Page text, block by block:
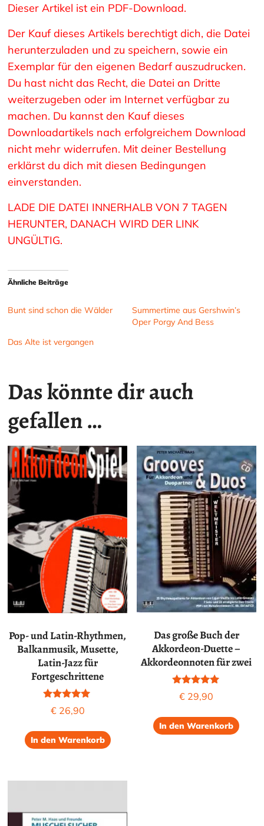
Dieser Artikel ist ein PDF-Download.
Der Kauf dieses Artikels berechtigt dich, die Datei
herunterzuladen und zu speichern, sowie ein
Exemplar für den eigenen Bedarf auszudrucken.
Du hast nicht das Recht, die Datei an Dritte
weiterzugeben oder im Internet verfügbar zu
machen. Du kannst den Kauf dieses
Downloadartikels nach erfolgreichem Download
nicht mehr widerrufen. Mit deiner Bestellung
erklärst du dich mit diesen Bedingungen
einverstanden.
LADE DIE DATEI INNERHALB VON 7 TAGEN
HERUNTER, DANACH WIRD DER LINK
UNGÜLTIG.
Ähnliche Beiträge
Bunt sind schon die Wälder
Summertime aus Gershwin’s
Oper Porgy And Bess
Das Alte ist vergangen
Das könnte dir auch
gefallen …
Pop- und Latin-Rhythmen,
Balkanmusik, Musette,
Latin-Jazz für
Fortgeschrittene
Bewertet mit
5.00
€26,90
In den Warenkorb
Das große Buch der
Akkordeon-Duette –
Akkordeonnoten für zwei
Bewertet mit
5.00
€ 29,90
In den Warenkorb